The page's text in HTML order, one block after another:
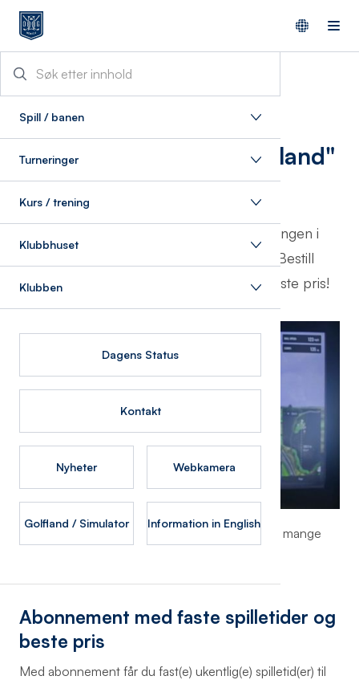
Spill / banen
Turneringer
Kurs / trening
Klubbhuset
Klubben
Dagens Status
Kontakt
Nyheter Webkamera
Golfland / Simulator Information in English
Simulatorsenteret "Golfland"
åpner
Mandag 23. oktober åpner vintersesongen i
klubbens simulatorsenter "Golfland". Bestill
abonnement og få ønsket spilletid til beste pris!
I vinter ønsker klubben å fylle golfsenteret med mange
Abonnement med faste spilletider og
beste pris
Med abonnement får du fast(e) ukentlig(e) spilletid(er) til